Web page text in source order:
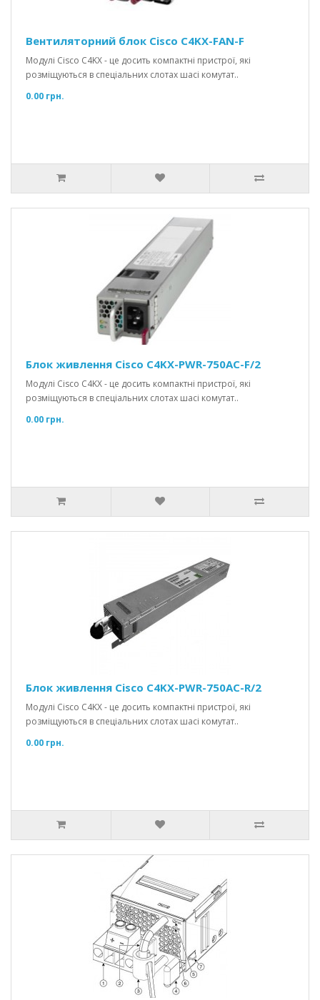
Вентиляторний блок Cisco C4KX-FAN-F
Модулі Cisco C4KX - це досить компактні пристрої, які
розміщуються в спеціальних слотах шасі комутат..
0.00 грн.
Блок живлення Cisco C4KX-PWR-750AC-F/2
Модулі Cisco C4KX - це досить компактні пристрої, які
розміщуються в спеціальних слотах шасі комутат..
0.00 грн.
Блок живлення Cisco C4KX-PWR-750AC-R/2
Модулі Cisco C4KX - це досить компактні пристрої, які
розміщуються в спеціальних слотах шасі комутат..
0.00 грн.